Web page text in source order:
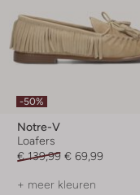
-50%
Notre-V
Loafers
€ 139,99 € 69,99
+ meer kleuren